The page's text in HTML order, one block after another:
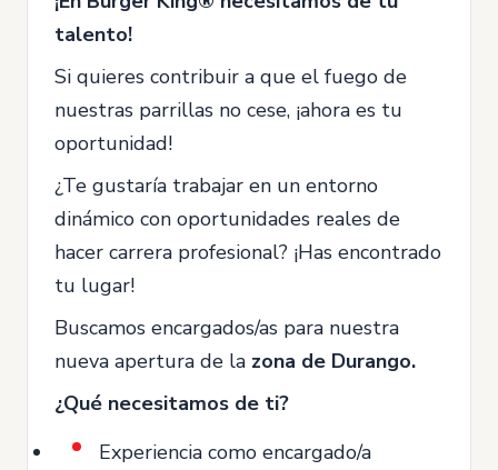
talento!
Si quieres contribuir a que el fuego de
nuestras parrillas no cese, ¡ahora es tu
oportunidad!
¿Te gustaría trabajar en un entorno
dinámico con oportunidades reales de
hacer carrera profesional? ¡Has encontrado
tu lugar!
Buscamos encargados/as para nuestra
nueva apertura de la zona de Durango.
¿Qué necesitamos de ti?
Experiencia como encargado/a